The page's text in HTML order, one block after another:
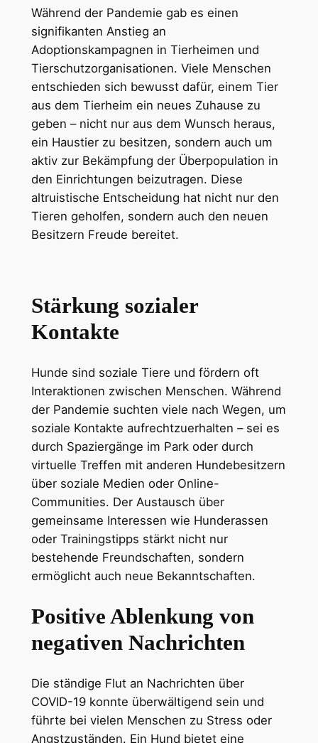
Während der Pandemie gab es einen
signifikanten Anstieg an
Adoptionskampagnen in Tierheimen und
Tierschutzorganisationen. Viele Menschen
entschieden sich bewusst dafür, einem Tier
aus dem Tierheim ein neues Zuhause zu
geben – nicht nur aus dem Wunsch heraus,
ein Haustier zu besitzen, sondern auch um
aktiv zur Bekämpfung der Überpopulation in
den Einrichtungen beizutragen. Diese
altruistische Entscheidung hat nicht nur den
Tieren geholfen, sondern auch den neuen
Besitzern Freude bereitet.
Stärkung sozialer
Kontakte
Hunde sind soziale Tiere und fördern oft
Interaktionen zwischen Menschen. Während
der Pandemie suchten viele nach Wegen, um
soziale Kontakte aufrechtzuerhalten – sei es
durch Spaziergänge im Park oder durch
virtuelle Treffen mit anderen Hundebesitzern
über soziale Medien oder Online-
Communities. Der Austausch über
gemeinsame Interessen wie Hunderassen
oder Trainingstipps stärkt nicht nur
bestehende Freundschaften, sondern
ermöglicht auch neue Bekanntschaften.
Positive Ablenkung von
negativen Nachrichten
Die ständige Flut an Nachrichten über
COVID-19 konnte überwältigend sein und
führte bei vielen Menschen zu Stress oder
Angstzuständen. Ein Hund bietet eine